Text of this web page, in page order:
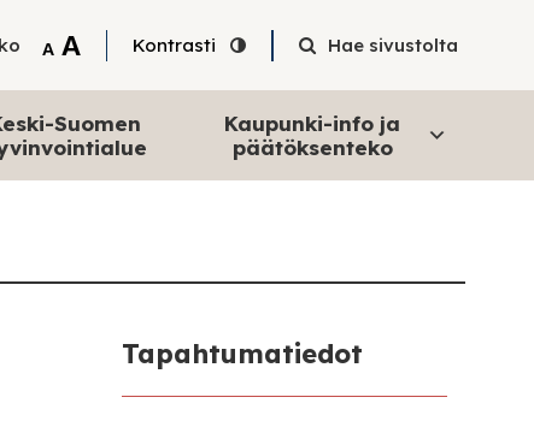
A Tekstin pienentäminen
A Tekstin suurentaminen
Kontrasti Hae sivustolta
Suomen
Kaupunki-info ja
päätöksenteko
Tapahtumatiedot